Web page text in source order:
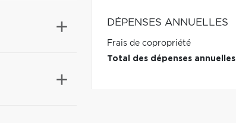
DÉPENSES ANNUELLES
Frais de copropriété
Total des dépenses annuelles